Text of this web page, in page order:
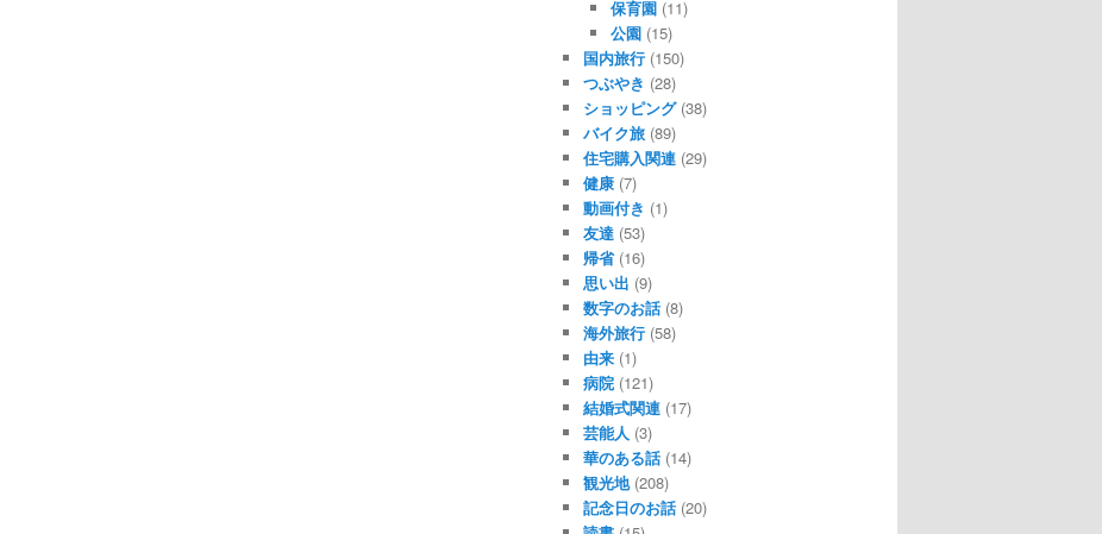
保育園(11)
公園(15)
国内旅行 (150)
つぶやき (28)
ショッピング(38)
バイク旅 (89)
住宅購入関連 (29)
健康 (7)
動画付き (1)
友達 (53)
帰省(16)
思い出 (9)
数字のお話 (8)
海外旅行 (58)
由来 (1)
病院 (121)
結婚式関連 (17)
芸能人 (3)
華のある話 (14)
観光地(208)
記念日のお話 (20)